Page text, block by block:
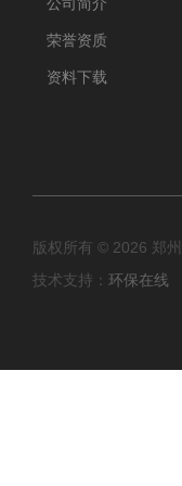
荣誉资质
资料下载
版权所有 © 2026 郑
技术支持： 环保在线